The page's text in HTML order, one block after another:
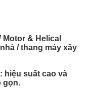
& Helical
/ thang máy xây
hiệu suất cao và
gọn.